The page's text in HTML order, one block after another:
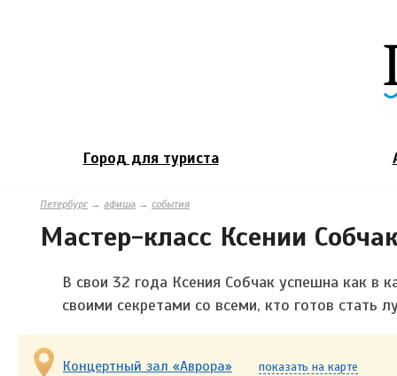
Город для туриста
Петербург→ афиша → события
Мастер-класс Ксении
В свои 32 года Ксения Собчак успешна как в
своими секретами со всеми, кто готов стать
Концертный зал «Аврора» показать на карте